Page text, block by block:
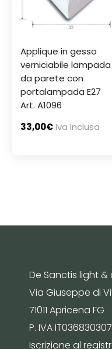
Applique in gesso
verniciabile lampada
da parete con
portalampada E27
Art. A1096
33,00€Iva Inclusa
De Sanctis light &
Via Giuseppe di
71011 Apricena FG
P. IVA
Iscrizione al